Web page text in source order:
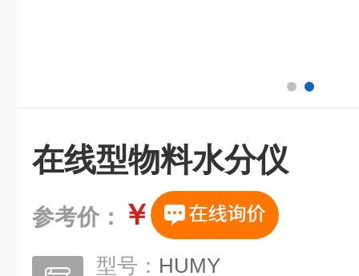
在线型物料水分仪
参考价： ￥
型号： HUMY